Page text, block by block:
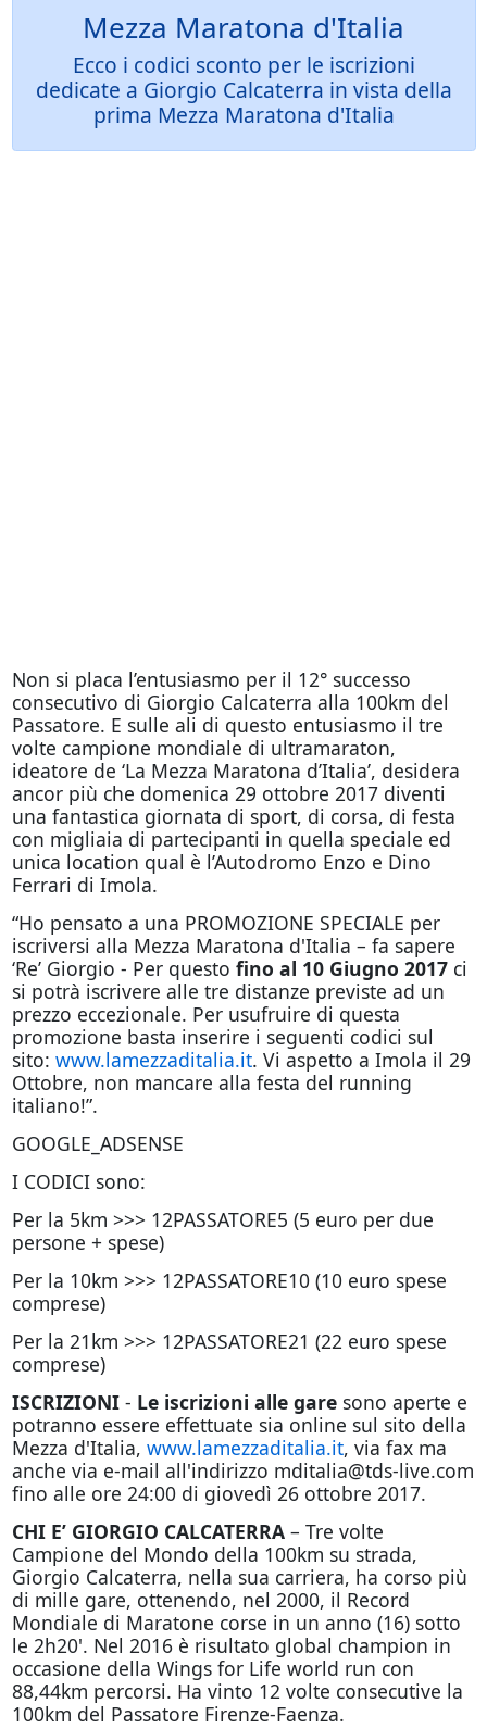
Mezza Maratona d'Italia
Ecco i codici sconto per le iscrizioni
dedicate a Giorgio Calcaterra in vista della
prima Mezza Maratona d'Italia
Non si placa l’entusiasmo per il 12° successo
consecutivo di Giorgio Calcaterra alla 100km del
Passatore. E sulle ali di questo entusiasmo il tre
volte campione mondiale di ultramaraton,
ideatore de ‘La Mezza Maratona d’Italia’, desidera
ancor più che domenica 29 ottobre 2017 diventi
una fantastica giornata di sport, di corsa, di festa
con migliaia di partecipanti in quella speciale ed
unica location qual è l’Autodromo Enzo e Dino
Ferrari di Imola.
“Ho pensato a una PROMOZIONE SPECIALE per
iscriversi alla Mezza Maratona d'Italia – fa sapere
‘Re’ Giorgio - Per questo fino al 10 Giugno 2017ci
si potrà iscrivere alle tre distanze previste ad un
prezzo eccezionale. Per usufruire di questa
promozione basta inserire i seguenti codici sul
sito: www.lamezzaditalia.it. Vi aspetto a Imola il 29
Ottobre, non mancare alla festa del running
italiano!”.
GOOGLE_ADSENSE
I CODICI sono:
Per la 5km >>> 12PASSATORE5 (5 euro per due
persone + spese)
Per la 10km >>> 12PASSATORE10 (10 euro spese
comprese)
Per la 21km >>> 12PASSATORE21 (22 euro spese
comprese)
ISCRIZIONI- Le iscrizioni alle gare sono aperte e
potranno essere effettuate sia online sul sito della
Mezza d'Italia, www.lamezzaditalia.it, via fax ma
anche via e-mail all'indirizzo mditalia@tds-live.com
fino alle ore 24:00 di giovedì 26 ottobre 2017.
CHI E’ GIORGIO CALCATERRA– Tre volte
Campione del Mondo della 100km su strada,
Giorgio Calcaterra, nella sua carriera, ha corso più
di mille gare, ottenendo, nel 2000, il Record
Mondiale di Maratone corse in un anno (16) sotto
le 2h20'. Nel 2016 è risultato global champion in
occasione della Wings for Life world run con
88,44km percorsi. Ha vinto 12 volte consecutive la
100km del Passatore Firenze-Faenza.